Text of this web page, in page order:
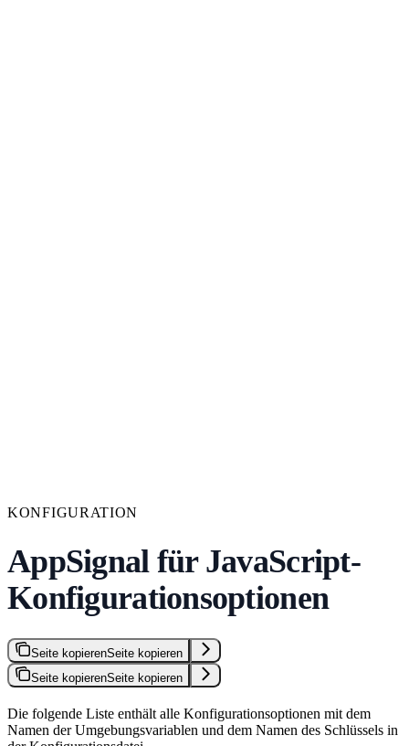
KONFIGURATION
AppSignal für JavaScript-
Konfigurationsoptionen
Seite kopierenSeite kopieren
Seite kopierenSeite kopieren
Die folgende Liste enthält alle Konfigurationsoptionen mit dem
Namen der Umgebungsvariablen und dem Namen des Schlüssels in